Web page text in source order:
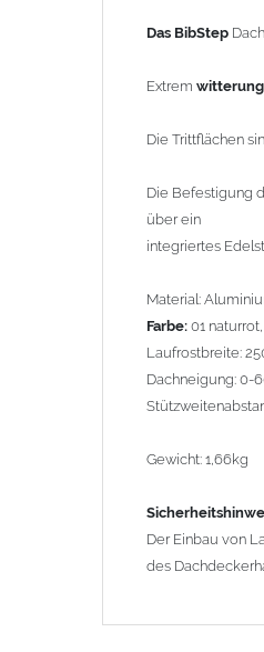
Der Einbau von
Das BibStep
Extrem
Die Trittflächen
Die Befestigung
über ein
integriertes
Material:
Farbe: 01
Laufrostbreite:
Dachneigung: 0-
Gewicht: 1,66kg
Der Einbau von
des